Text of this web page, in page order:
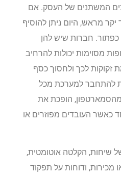
המשתנים של העסק. אם
מראש, היום ניתן להוסיף
חברות שיש להן
מסוימות יכולות להרחיב
לכך ולחסוך כסף
להתחבר למערכת מכל
הופכת את
העובדים מפוזרים או
שיחות, הקלטה אוטומטית,
ודוחות על תפקוד